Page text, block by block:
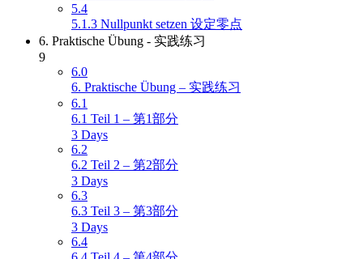
5.4
5.1.3 Nullpunkt setzen 设定零点
6. Praktische Übung - 实践练习
9
6.0
6. Praktische Übung – 实践练习
6.1
6.1 Teil 1 – 第1部分
3 Days
6.2
6.2 Teil 2 – 第2部分
3 Days
6.3
6.3 Teil 3 – 第3部分
3 Days
6.4